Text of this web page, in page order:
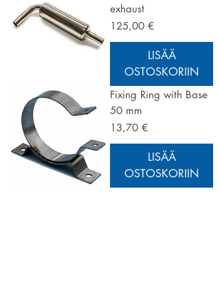
exhaust
Hinta
125,00 €
LISÄÄ
OSTOSKORIIN
Fixing Ring with Base
50 mm
Hinta
13,70 €
LISÄÄ
OSTOSKORIIN